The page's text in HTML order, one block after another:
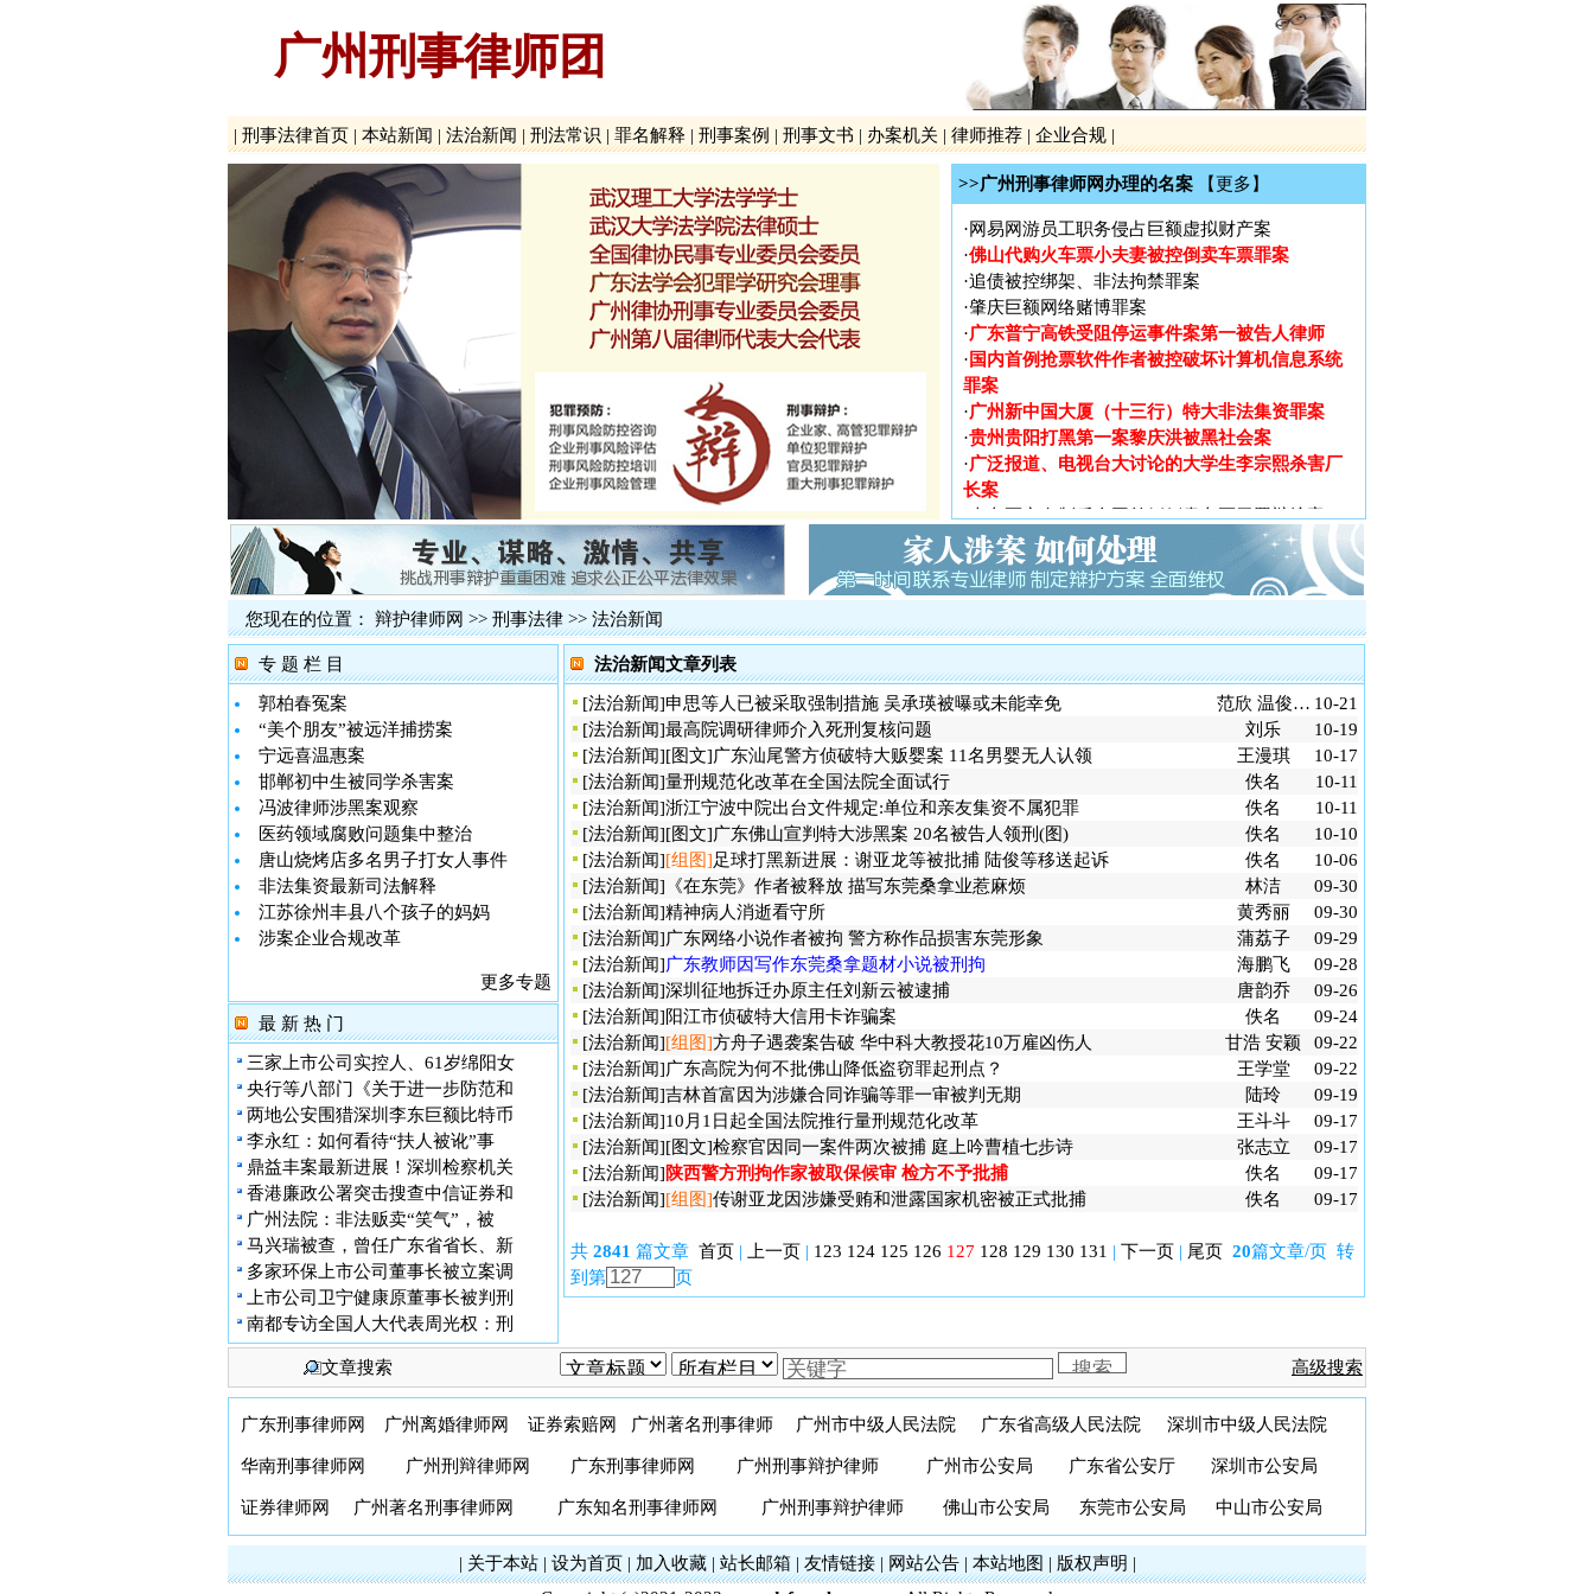
广州刑事律师团
| 刑事法律首页 | 本站新闻 | 法治新闻 | 刑法常识 | 罪名解释 | 刑事案例 | 刑事文书 | 办案机关 | 律师推荐 | 企业合规 |
>>广州刑事律师网办理的名案 【更多】
贵州贵阳打黑第一案黎庆洪被黑社会案
广泛报道、电视台大讨论的大学生李宗熙杀害厂
·火车票实名制后全国首例倒卖车票无罪辩护案
·震惊湛江吴川的凌某致两人死亡正当防卫案
·影响广州长沙的伟国集团非法吸引公众存款罪案
·2012年广州打黑第一案芳村花卉市场黑社会案第
一被告人律师、第二被告人律师
网易网游员工职务侵占巨额虚拟财产案
佛山代购火车票小夫妻被控倒卖车票罪案
追债被控绑架、非法拘禁罪案
肇庆巨额网络赌博罪案
广东普宁高铁受阻停运事件案第一被告人律师
国内首例抢票软件作者被控破坏计算机信息系统
罪案
广州新中国大厦（十三行）特大非法集资罪案
贵州贵阳打黑第一案黎庆洪被黑社会案
广泛报道、电视台大讨论的大学生李宗熙杀害厂
长案
火车票实名制后全国首例倒卖车票无罪辩护案
·震惊湛江吴川的凌某致两人死亡正当防卫案
·影响广州长沙的伟国集团非法吸引公众存款罪案
·2012年广州打黑第一案芳村花卉市场黑社会案第
·网易网游员工职务侵占巨额虚拟财产案
·追债被控绑架、非法拘禁罪案
·
肇庆巨额网络赌博罪案
您现在的位置： 辩护律师网 >> 刑事法律 >> 法治新闻
专 题 栏 目
郭柏春冤案
“美个朋友”被远洋捕捞案
宁远喜温惠案
邯郸初中生被同学杀害案
冯波律师涉黑案观察
医药领域腐败问题集中整治
唐山烧烤店多名男子打女人事件
非法集资最新司法解释
江苏徐州丰县八个孩子的妈妈
涉案企业合规改革
更多专题
最 新 热 门
三家上市公司实控人、61岁绵阳女
央行等八部门《关于进一步防范和
两地公安围猎深圳李东巨额比特币
李永红：如何看待“扶人被讹”事
鼎益丰案最新进展！深圳检察机关
香港廉政公署突击搜查中信证券和
广州法院：非法贩卖“笑气”，被
马兴瑞被查，曾任广东省省长、新
多家环保上市公司董事长被立案调
上市公司卫宁健康原董事长被判刑
南都专访全国人大代表周光权：刑
法治新闻文章列表
[法治新闻]申思等人已被采取强制措施 吴承瑛被曝或未能幸免 范欣 温俊… 10-21
[法治新闻]最高院调研律师介入死刑复核问题 刘乐
10-19
[法治新闻][图文]广东汕尾警方侦破特大贩婴案 11名男婴无人认领 王漫琪
10-17
[法治新闻]量刑规范化改革在全国法院全面试行 佚名
10-11
[法治新闻]浙江宁波中院出台文件规定:单位和亲友集资不属犯罪 佚名
10-11
[法治新闻][图文]广东佛山宣判特大涉黑案 20名被告人领刑(图) 佚名
10-10
[法治新闻][组图]足球打黑新进展：谢亚龙等被批捕 陆俊等移送起诉 佚名
10-06
[法治新闻] 《在东莞》作者被释放 描写东莞桑拿业惹麻烦 林洁
09-30
[法治新闻]精神病人消逝看守所 黄秀丽
09-30
[法治新闻]广东网络小说作者被拘 警方称作品损害东莞形象 蒲荔子
09-29
[法治新闻]广东教师因写作东莞桑拿题材小说被刑拘 海鹏飞
09-28
[法治新闻]深圳征地拆迁办原主任刘新云被逮捕 唐韵乔
09-26
[法治新闻]阳江市侦破特大信用卡诈骗案 佚名
09-24
[法治新闻][组图]方舟子遇袭案告破 华中科大教授花10万雇凶伤人 甘浩 安颖
09-22
[法治新闻]广东高院为何不批佛山降低盗窃罪起刑点？ 王学堂
09-22
[法治新闻]吉林首富因为涉嫌合同诈骗等罪一审被判无期 陆玲
09-19
[法治新闻]10月1日起全国法院推行量刑规范化改革 王斗斗
09-17
[法治新闻][图文]检察官因同一案件两次被捕 庭上吟曹植七步诗 张志立
09-17
[法治新闻]陕西警方刑拘作家被取保候审 检方不予批捕 佚名
09-17
[法治新闻][组图]传谢亚龙因涉嫌受贿和泄露国家机密被正式批捕 佚名 09-17
共 2841 篇文章 首页 | 上一页 | 123 124 125 126 127 128 129 130 131 | 下一页 | 尾页 20篇文章/页 转
到第
页
文章搜索 高级搜索
广东刑事律师网 广州离婚律师网 证券索赔网 广州著名刑事律师 广州市中级人民法院 广东省高级人民法院 深圳市中级人民法院
华南刑事律师网 广州刑辩律师网 广东刑事律师网 广州刑事辩护律师 广州市公安局 广东省公安厅 深圳市公安局
证券律师网 广州著名刑事律师网 广东知名刑事律师网 广州刑事辩护律师 佛山市公安局 东莞市公安局 中山市公安局
| 关于本站| 设为首页| 加入收藏| 站长邮箱 | 友情链接| 网站公告| 本站地图 | 版权声明 |